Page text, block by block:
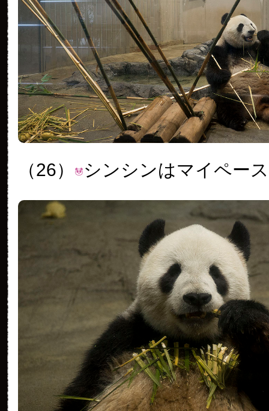
（26） シンシンはマイペース